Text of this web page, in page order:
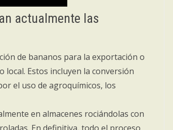
actualmente las
de bananos para la exportación o
local. Estos incluyen la conversión
el uso de agroquímicos, los
en almacenes rociándolas con